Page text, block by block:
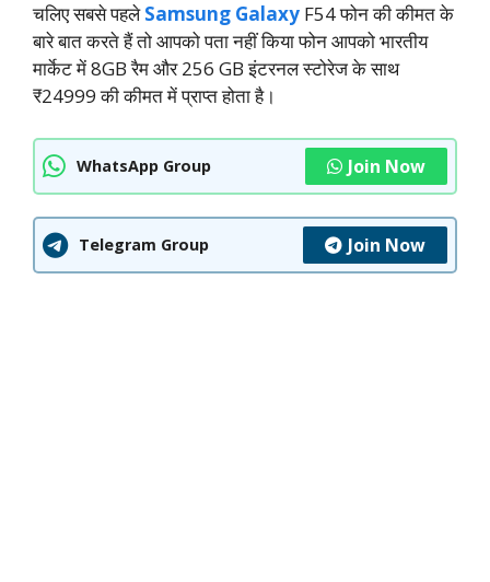
चलिए सबसे पहलेSamsung Galaxy F54 फोन की कीमत के
बारे बात करते हैं तो आपको पता नहीं किया फोन आपको भारतीय
मार्केट में 8GB रैम और 256 GB इंटरनल स्टोरेज के साथ
₹24999 की कीमत में प्राप्त होता है।
WhatsApp Group Join Now
Telegram Group Join Now